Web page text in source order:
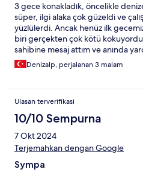
3 gece konakladık, öncelikle
süper, ilgi alaka çok güzeldi ve
yüzlülerdi. Ancak henüz ilk
biri gerçekten çok kötü kokuyordu
sahibine mesaj attım ve anında
rağmen). Uygun fiyata denize bu
kahvaltı ve ilgi gayet yeterli şeyler.
Denizalp, perjalanan 3 malam
Ulasan terverifikasi
10/10 Sempurna
7 Okt 2024
Terjemahkan dengan Google
Sympa